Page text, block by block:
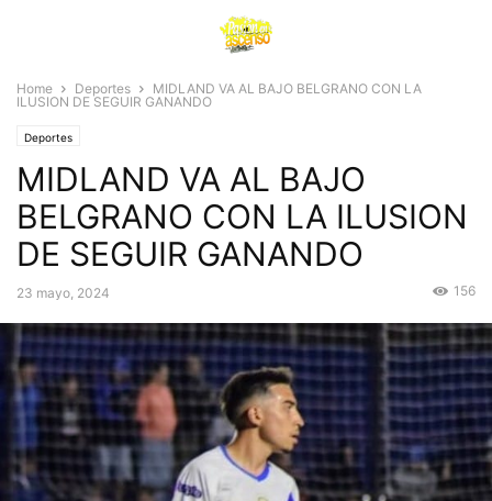
Home Deportes
MIDLAND VA AL BAJO BELGRANO CON LA
ILUSION DE SEGUIR GANANDO
Deportes
MIDLAND VA AL BAJO
BELGRANO CON LA ILUSION
DE SEGUIR GANANDO
23 mayo, 2024 156